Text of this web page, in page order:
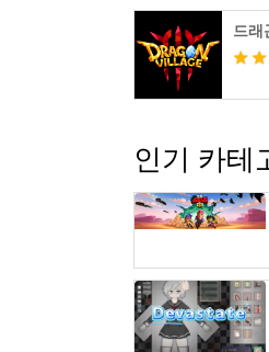
드래
인기 카테